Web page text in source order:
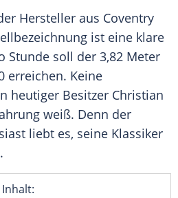
Hersteller aus Coventry
ist eine klare
Stunde soll der 3,82 Meter
erreichen. Keine
heutiger Besitzer Christian
weiß. Denn der
liebt es, seine Klassiker